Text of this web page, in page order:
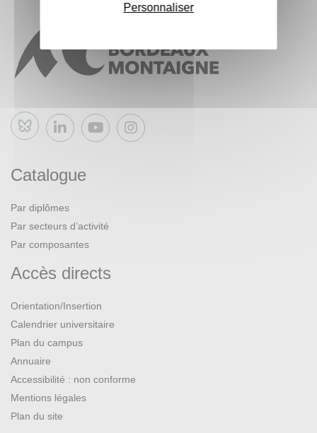
Bluesky
Catalogue
Par diplômes
Par secteurs d’activité
Par composantes
Accès directs
Orientation/Insertion
Calendrier universitaire
Plan du campus
Annuaire
Accessibilité : non conforme
Mentions légales
Plan du site
Personnaliser